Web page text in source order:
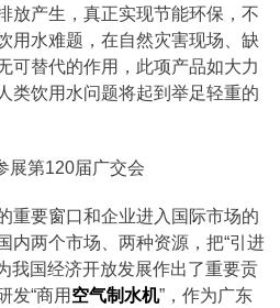
放产生，真正实现节能环保，不
用水难题，在自然灾害现场、缺
可替代的作用，此项产品如大力
类饮用水问题将起到举足轻重的
重要窗口和企业进入国际市场的
内两个市场、两种资源，把“引进
我国经济开放发展作出了重要贡
发“商用 空气制水机”，作为广东